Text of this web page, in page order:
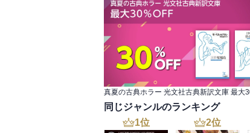
同じジャンルのランキング
1位 2位